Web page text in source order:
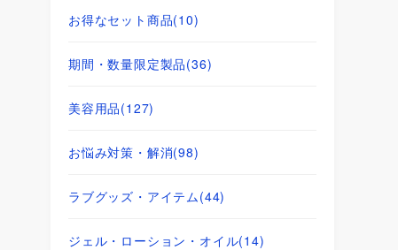
お得なセット商品(10)
期間・数量限定製品(36)
美容用品(127)
お悩み対策・解消(98)
ラブグッズ・アイテム(44)
ジェル・ローション・オイル(14)